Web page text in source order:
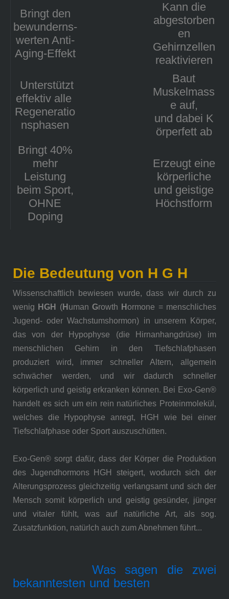
Bringt den
bewunderns-
werten Anti-
Aging-Effekt
Kann die
abgestorben
en
Gehirnzellen
reaktivieren
Unterstützt
effektiv alle
Regeneratio
nsphasen
Baut
Muskelmass
e auf,
und dabei K
örperfett ab
Bringt 40%
mehr
Leistung
beim Sport,
OHNE
Doping
Erzeugt eine
körperliche
und geistige
Höchstform
Die Bedeutung von H G H
Wissenschaftlich bewiesen wurde, dass wir durch zu
wenig HGH (H umanGrowth Hormone = menschliches
Jugend- oder Wachstumshormon) in unserem Körper,
das von der Hypophyse (die Hirnanhangdrüse) im
menschlichen Gehirn in den Tiefschlafphasen
produziert wird, immer schneller Altern, allgemein
schwächer werden, und wir dadurch schneller
körperlich und geistig erkranken können. Bei Exo-Gen®
handelt es sich um ein rein natürliches Proteinmolekül,
welches die Hypophyse anregt, HGH wie bei einer
Tiefschlafphase oder Sport auszuschütten.
Exo-Gen® sorgt dafür, dass der Körper die Produktion
des Jugendhormons HGH steigert, wodurch sich der
Alterungsprozess gleichzeitig verlangsamt und sich der
Mensch somit körperlich und geistig gesünder, jünger
und vitaler fühlt, was auf natürliche Art, als sog.
Zusatzfunktion, natürlch auch zum Abnehmen führt...
Was sagen die
zwei
bekanntesten und besten